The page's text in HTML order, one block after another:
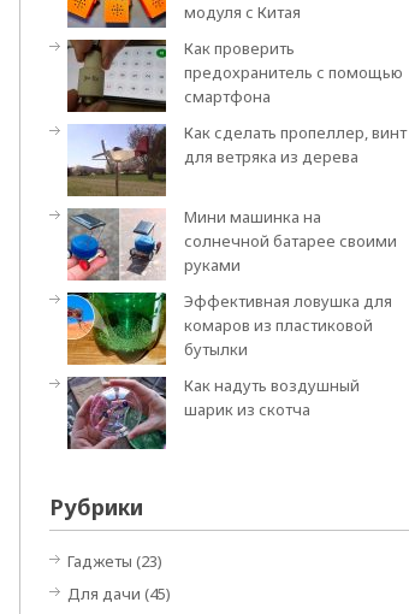
модуля с Китая
Как проверить
предохранитель с помощью
смартфона
Как сделать пропеллер, винт
для ветряка из дерева
Мини машинка на
солнечной батарее своими
руками
Эффективная ловушка для
комаров из пластиковой
бутылки
Как надуть воздушный
шарик из скотча
Рубрики
Гаджеты (23)
Для дачи (45)